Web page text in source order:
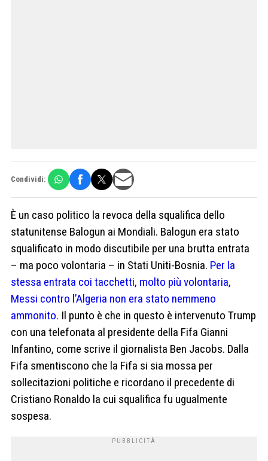
Condividi:
È un caso politico la revoca della squalifica dello
statunitense Balogun ai Mondiali. Balogun era stato
squalificato in modo discutibile per una brutta entrata
– ma poco volontaria – in Stati Uniti-Bosnia. Per la
stessa entrata coi tacchetti, molto più volontaria,
Messi contro l’Algeria non era stato nemmeno
ammonito. Il punto è che in questo è intervenuto Trump
con una telefonata al presidente della Fifa Gianni
Infantino, come scrive il giornalista Ben Jacobs. Dalla
Fifa smentiscono che la Fifa si sia mossa per
sollecitazioni politiche e ricordano il precedente di
Cristiano Ronaldo la cui squalifica fu ugualmente
sospesa.